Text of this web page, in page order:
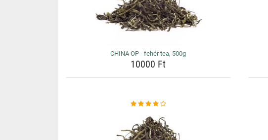
CHINA OP - fehér tea, 500g
10000 Ft